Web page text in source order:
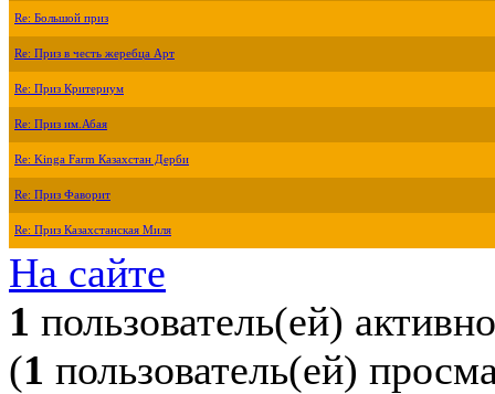
Re: Большой приз
Re: Приз в честь жеребца Арт
Re: Приз Критериум
Re: Приз им.Абая
Re: Kinga Farm Казахстан Дерби
Re: Приз Фаворит
Re: Приз Казахстанская Миля
На сайте
1 пользователь(ей) активно
(1 пользователь(ей)